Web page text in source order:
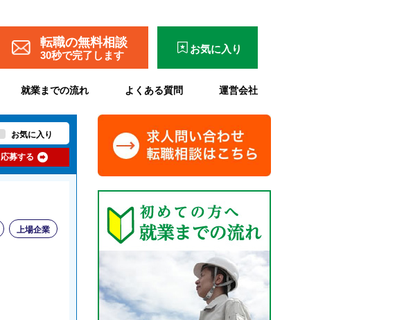
転職の無料相談
30秒で完了します お気に入り
就業までの流れ よくある質問 運営会社
お気に入り
応募する
上場企業